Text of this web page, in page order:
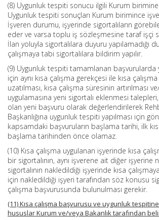
(8) Uygunluk tespiti sonucu ilgili Kurum
Uygunluk tespiti sonuçları Kurum birimince
İşveren durumu, işyerinde sigortalıların
eder ve varsa toplu iş sözleşmesine taraf işçi
İlan yoluyla sigortalılara duyuru yapılamadığı
çalışmaya tabi sigortalılara bildirim yapılır.
(9) Uygunluk tespiti tamamlanan başvurularda
için aynı kısa çalışma gerekçesi ile kısa
uzatılması, kısa çalışma süresinin artırılması
uygulamasına yeni sigortalı eklenmesi
olan yeni başvuru olarak değerlendirilerek
Başkanlığına uygunluk tespiti yapılması için
kapsamdaki başvuruların başlama tarihi, ilk
başlama tarihinden önce olamaz.
(10) Kısa çalışma uygulanan işyerinde kısa
bir sigortalının, aynı işverene ait diğer işyerine
sigortalının nakledildiği işyerinde kısa
için nakledildiği işyeri tarafından söz konusu
çalışma başvurusunda bulunulması gerekir.
(11) Kısa çalışma başvurusu ve uygunluk
hususlar Kurum ve/veya Bakanlık tarafından